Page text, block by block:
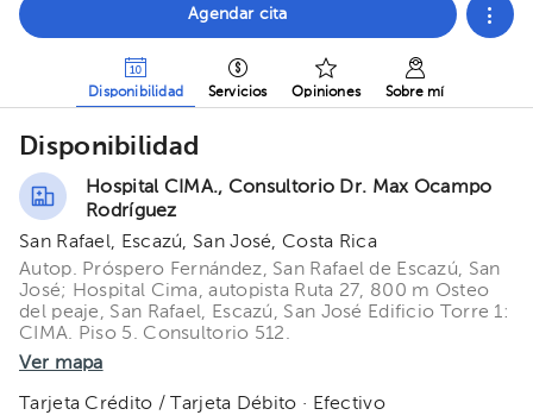
Agendar cita
Disponibilidad Servicios Opiniones Sobre mí
Disponibilidad
Hospital CIMA., Consultorio Dr. Max Ocampo
Rodríguez
San Rafael, Escazú, San José, Costa Rica
Autop. Próspero Fernández, San Rafael de Escazú, San
José; Hospital Cima, autopista Ruta 27, 800 m Osteo
del peaje, San Rafael, Escazú, San José Edificio Torre 1:
CIMA. Piso 5. Consultorio 512.
Ver mapa
Tarjeta Crédito / Tarjeta Débito · Efectivo